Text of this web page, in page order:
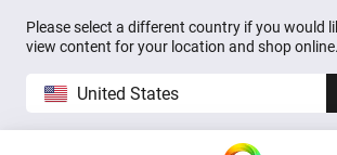
Please select a different country if you would
view content for your location and shop online.
United States